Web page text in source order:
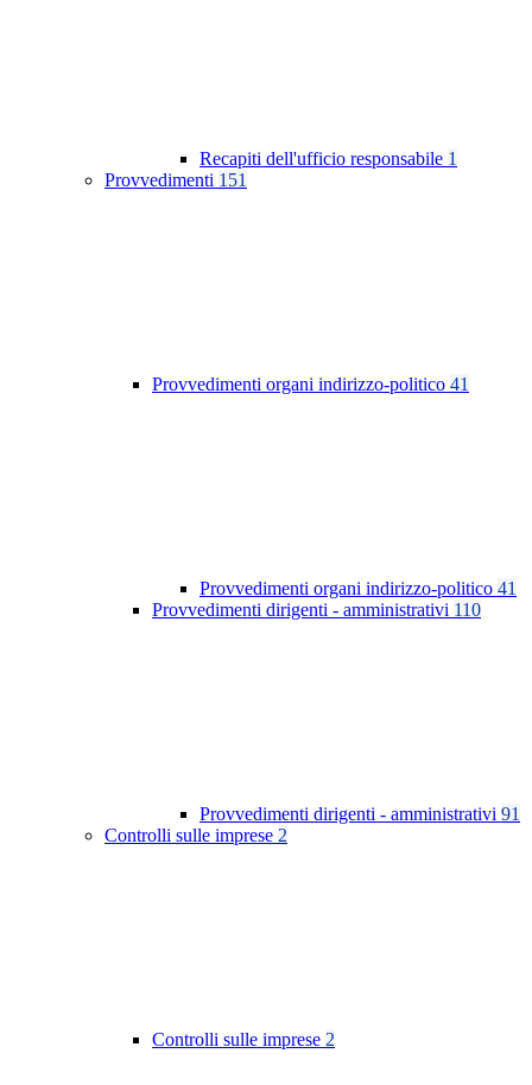
Recapiti dell'ufficio responsabile 1
Provvedimenti 151
Provvedimenti organi indirizzo-politico 41
Provvedimenti organi indirizzo-politico 41
Provvedimenti dirigenti - amministrativi 110
Provvedimenti dirigenti - amministrativi 91
Controlli sulle imprese 2
Controlli sulle imprese 2